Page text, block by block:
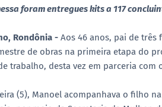
foram entregues kits a 117
Rondônia - Aos 46 anos, pai de
de obras na primeira etapa do
trabalho, desta vez em parceria
(5), Manoel acompanhava o filho